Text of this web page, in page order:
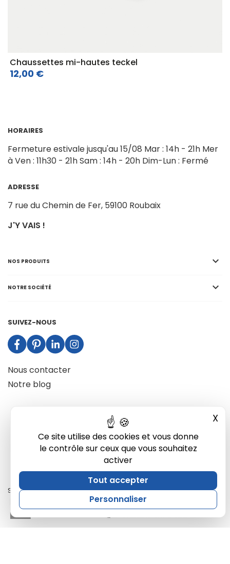
Ce site utilise des cookies et vous donne
le contrôle sur ceux que vous souhaitez
activer
Tout accepter
Personnaliser
X
Chaussettes mi-hautes teckel
12,00 €
HORAIRES
Fermeture estivale jusqu'au 15/08 Mar : 14h - 21h Mer
à Ven : 11h30 - 21hSam : 14h - 20h Dim-Lun : Fermé
ADRESSE
7 rue du Chemin de Fer, 59100 Roubaix
J'Y VAIS !
NOS PRODUITS 
NOTRE SOCIÉTÉ 
SUIVEZ-NOUS
Nous contacter
Notre blog
Site développé par Ukkotaz